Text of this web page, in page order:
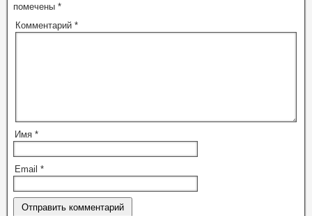
помечены *
Комментарий *
Имя *
Email *